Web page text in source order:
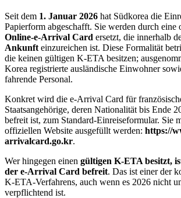
Seit dem 1. Januar 2026 hat Südkorea die
Papierform abgeschafft. Sie werden durch eine
Online-e-Arrival Card ersetzt, die innerhalb
Ankunft einzureichen ist. Diese Formalität
die keinen gültigen K-ETA besitzen;
Korea registrierte ausländische Einwohner
fahrende Personal.
Konkret wird die e-Arrival Card für
Staatsangehörige, deren Nationalität bis Ende
befreit ist, zum Standard-Einreiseformular. Sie
offiziellen Website ausgefüllt werden: https://
arrivalcard.go.kr.
Wer hingegen einen gültigen K-ETA besitzt,
der e-Arrival Card befreit. Das ist einer der
K-ETA-Verfahrens, auch wenn es 2026 nicht
verpflichtend ist.